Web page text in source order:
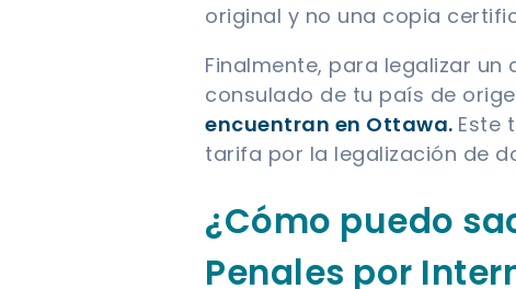
original y no una copia
Finalmente, para legalizar
consulado de tu país de
encuentran en Ottawa. Este
tarifa por la legalización de
¿Cómo puedo
Penales por